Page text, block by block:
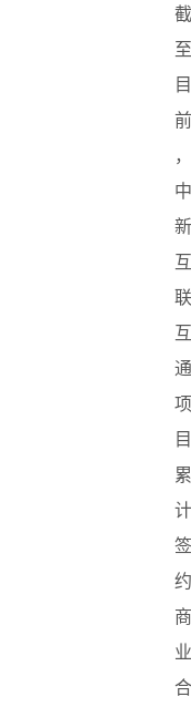
截
至
目
前
，
中
新
互
联
互
通
项
目
累
计
签
约
商
业
合